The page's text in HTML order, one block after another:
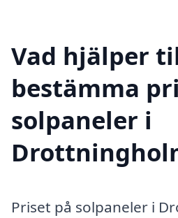
Vad hjälper
bestämma
solpaneler i
Priset på solpaneler i